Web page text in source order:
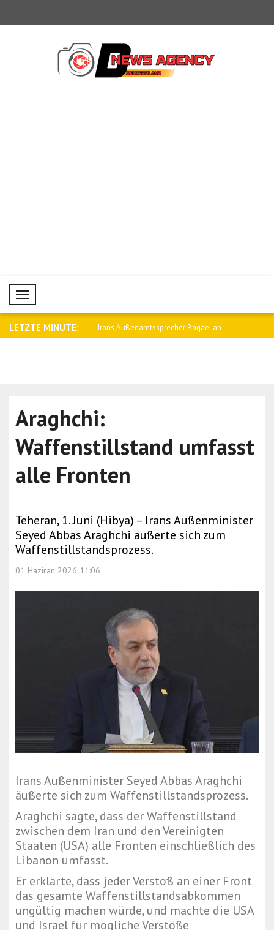
Mobil Menü
LETZTE MINUTE:
Baqaei an Saar: Wir werden die Beziehungen zu
Araghchi:
Waffenstillstand umfasst
alle Fronten
Teheran, 1. Juni (Hibya) – Irans Außenminister
Seyed Abbas Araghchi äußerte sich zum
Waffenstillstandsprozess.
01 Haziran 2026 11:06
Irans Außenminister Seyed Abbas Araghchi
äußerte sich zum Waffenstillstandsprozess.
Araghchi sagte, dass der Waffenstillstand
zwischen dem Iran und den Vereinigten
Staaten (USA) alle Fronten einschließlich des
Libanon umfasst.
Er erklärte, dass jeder Verstoß an einer Front
das gesamte Waffenstillstandsabkommen
ungültig machen würde, und machte die USA
und Israel für mögliche Verstöße